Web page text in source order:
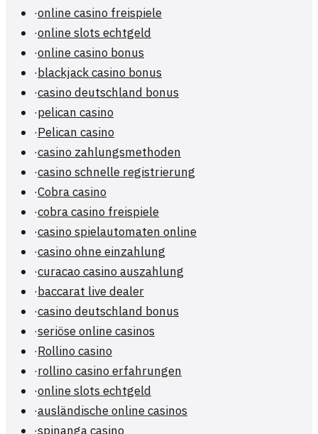
·online casino freispiele
·online slots echtgeld
·online casino bonus
·blackjack casino bonus
·casino deutschland bonus
·pelican casino
·Pelican casino
·casino zahlungsmethoden
·casino schnelle registrierung
·Cobra casino
·cobra casino freispiele
·casino spielautomaten online
·casino ohne einzahlung
·curacao casino auszahlung
·baccarat live dealer
·casino deutschland bonus
·seriöse online casinos
·Rollino casino
·rollino casino erfahrungen
·online slots echtgeld
·ausländische online casinos
·spinanga casino